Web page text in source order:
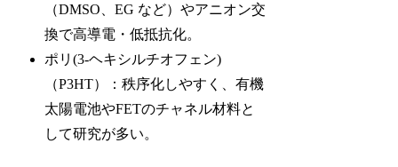
（DMSO、EG など）やアニオン交
換で高導電・低抵抗化。
ポリ(3-ヘキシルチオフェン)
（P3HT）：秩序化しやすく、有機
太陽電池やFETのチャネル材料と
して研究が多い。